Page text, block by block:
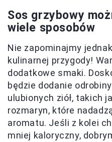
Sos grzybowy
wiele sposobów
Nie zapominajmy
kulinarnej przygody!
dodatkowe smaki.
będzie dodanie
ulubionych ziół, takich
rozmaryn, które
aromatu. Jeśli z kolei
mniej kaloryczny,